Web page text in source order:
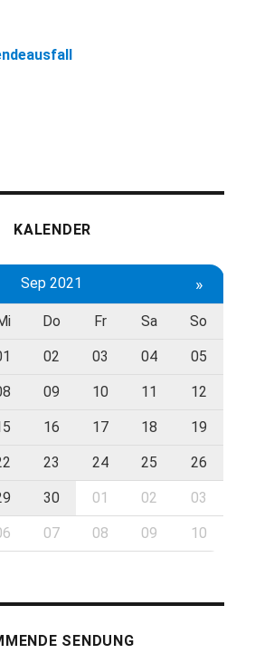
KALENDER
Sep 2021 »
Do Fr Sa So
02 03 04 05
09 10 11 12
16 17 18 19
23 24 25 26
30 01 02 03
07 08 09 10
SENDUNG